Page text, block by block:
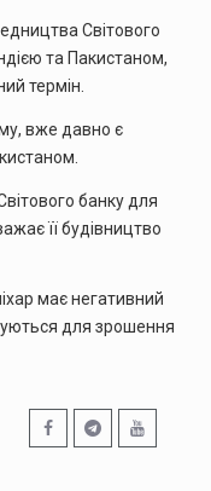
Світового
та Пакистаном,
термін.
вже давно є
банку для
її будівництво
має негативний
для зрошення